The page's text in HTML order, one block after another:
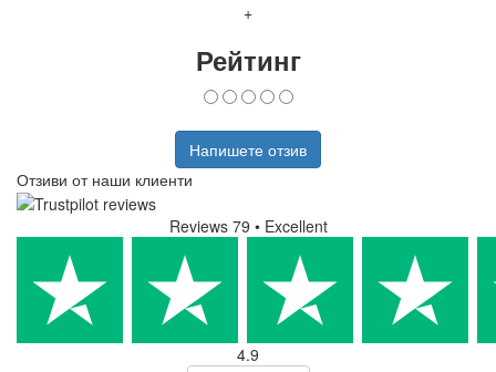
+
Рейтинг
Напишете отзив
Отзиви от наши клиенти
Reviews 79 • Excellent
4.9